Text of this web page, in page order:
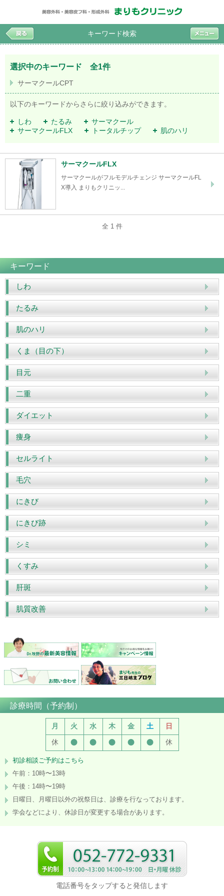
キーワード検索
選択中のキーワード 全1件
サーマクールCPT
以下のキーワードからさらに絞り込みができます。
しわ たるみ
サーマクール
サーマクールFLX
トータルチップ 肌のハリ
サーマクールFLX
サーマクールがフルモデルチェンジ サーマクールFL
X導入 まりもクリニッ...
全 1 件
キーワード
しわ
たるみ
肌のハリ
くま（目の下）
目元
二重
ダイエット
痩身
セルライト
毛穴
にきび
にきび跡
シミ
くすみ
肝斑
肌質改善
診療時間（予約制）
月 火 水 木 金 土
日
休
● ● ● ● ● 休
初診相談ご予約はこちら
午前：10時〜13時
午後：14時〜19時
日曜日、月曜日以外の祝祭日は、診療を行なっております。
学会などにより、休診日が変更する場合があります。
電話番号をタップすると発信します